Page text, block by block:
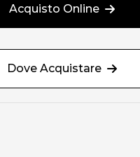
Acquisto Online
Dove Acquistare